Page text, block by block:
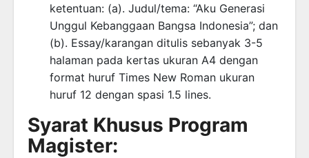
ketentuan: (a). Judul/tema: “Aku Generasi
Unggul Kebanggaan Bangsa Indonesia”; dan
(b). Essay/karangan ditulis sebanyak 3-5
halaman pada kertas ukuran A4 dengan
format huruf Times New Roman ukuran
huruf 12 dengan spasi 1.5 lines.
Syarat Khusus Program
Magister: